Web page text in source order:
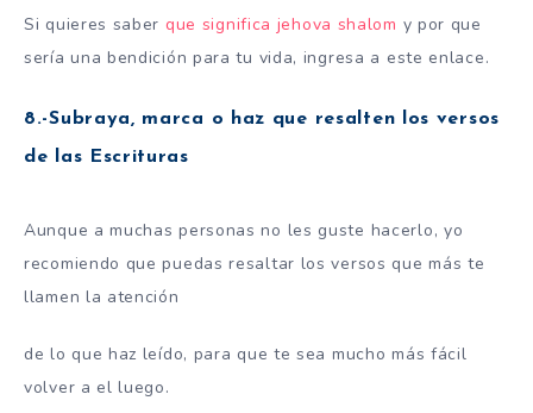
Si quieres saber que significa jehova shalom y por que
sería una bendición para tu vida, ingresa a este enlace.
8.-Subraya, marca o haz que resalten los versos
de las Escrituras
Aunque a muchas personas no les guste hacerlo, yo
recomiendo que puedas resaltar los versos que más te
llamen la atención
de lo que haz leído, para que te sea mucho más fácil
volver a el luego.